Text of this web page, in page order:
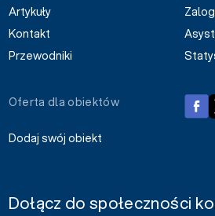
Artykuły
Kontakt
Przewodniki
Oferta dla obiektów
Dodaj swój obiekt
Dołącz do społeczności